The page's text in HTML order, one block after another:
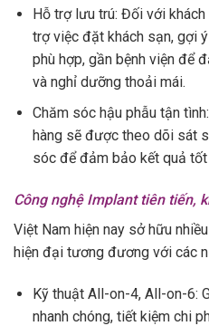
Hỗ trợ lưu trú: Đối với khách
trợ việc đặt khách sạn, gợi
phù hợp, gần bệnh viện để
và nghỉ dưỡng thoải mái.
Chăm sóc hậu phẫu tận
hàng sẽ được theo dõi sát
sóc để đảm bảo kết quả tốt
Công nghệ Implant tiên tiến,
Việt Nam hiện nay sở hữu
hiện đại tương đương với các
Kỹ thuật All-on-4, All-on-6:
nhanh chóng, tiết kiệm chi